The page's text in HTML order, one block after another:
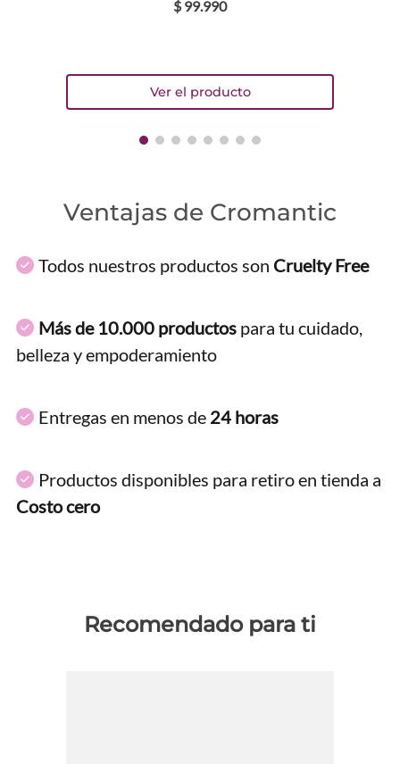
$ 99.990
Ventajas de Cromantic
Todos nuestros productos son Cruelty Free
Más de 10.000 productos para tu cuidado,
belleza y empoderamiento
Entregas en menos de 24 horas
Productos disponibles para retiro en tienda a
Costo cero
Recomendado para ti